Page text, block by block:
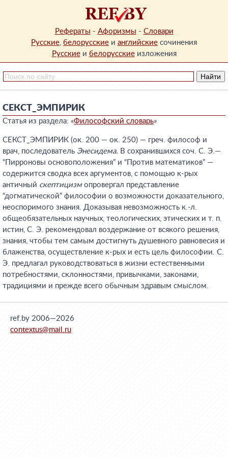
Рефераты - Афоризмы - Словари
Русские, белорусские и английские сочинения
Русскиеи белорусскиеизложения
СЕКСТ_ЭМПИРИК
Статья из раздела: «Философский словарь»
СЕКСТ_ЭМПИРИК (ок. 200 — ок. 250) — греч. философ и
врач, последователь Энесидема. В сохранившихся соч. С. Э.—
“Пирроновы основоположения” и “Против математиков” —
содержится сводка всех аргументов, с помощью к-рых
античный скептицизм опровергал представление
“догматической” философии о возможности доказательного,
неоспоримого знания. Доказывая невозможность к.-л.
общеобязательных научных, теологических, этических и т. п.
истин, С. Э. рекомендовал воздержание от всякого решения,
знания, чтобы тем самым достигнуть душевного равновесия и
блаженства, осуществление к-рых и есть цель философии. С.
Э. предлагал руководствоваться в жизни естественными
потребностями, склонностями, привычками, законами,
традициями и прежде всего обычным здравым смыслом.
ref.by 2006—2026
contextus@mail.ru